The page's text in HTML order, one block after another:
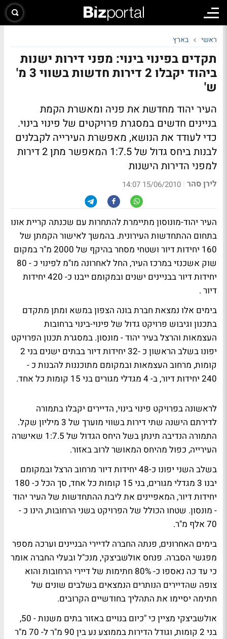
ראשי בארץ
תקדים בפינוי בינוי: מפני דירות ישנות
ביהוד יקבלו 2 דירות חדשות בשווי 3 מ'
ש'
העיר יהוד מחדשת את פניה ומאשרת הקמת
בניינים חדשים במסגרת פרויקטים של פינוי בינוי.
כדי לעודד את הנושא, מאפשרת העירייה לקבלנים
לבנות ביחס גדול של 1:7.5 המאפשר מתן 2 דירות
למפני הדירות הישנות
לירן סהר |
15/06/2010 14:07
העיר יהוד-מונוסון מתיימרת להתחרות עם שכנתה קריית אונו
בתחום ההתחדשות העירונית. בהמשך לאישור הקמתן של
160 יחידות דיור ושטחי מסחר בהיקף של 2000 מ"ר במקום
שוק אשכנזי במרכז העיר, החל לאחרונה מו"מ לפינוי כ - 80
יחידות דיור בבניינים ישנים ובמקומם ייבנו כ- 420 יחידות
דיור .
בימים אלו נמצאת חברת בונה הצפון במשא ומתן מתקדם
בתכנון וגיבוש פרויקט גדול של פינוי-בינוי ברחובות
העצמאות והרצל בעיר יהוד - מונסון. במסגרת תכנון הפרויקט
יפונו בשלב הראשון כ -32 יחידות דיור בבתים ישנים בני 2
קומות, מרחוב העצמאות ובמקומם מתוכננות להבנות כ -
240 יחידות דיור, ב- 4 מגדלי מגורים בני 15 קומות כל אחד.
לראשונה בפרויקט פינוי בינוי, הדיירים יקבלו בתמורה
לדירתם הישנה שתי דירות בשווי מוערך של 3 מיליון שקל.
התמורה הנדיבה תינתן בשל היחס הגדול של 1:7.5 שאישרה
העירייה, כפול מהיחס המאושר לרוב באזור.
בשלב השני יפונו כ-48 יחידות דיור מרחוב הרצל ובמקומם
יבנו 3 מגדלי מגורים, בני 15 קומות כל אחד, סך הכל כ- 180
יחידות דיור, המאפיינים את ליבת ההתחדשות של העיר יהוד
- מונסון. שטחו הכולל של הפרויקט בשני הרחובות, הינו כ -
70 אלף מ"ר.
בימים האחרונים, פנתה החברה לדיירי הבניינים וערכה מספר
מפגשי הסברה. פנחס אולשביצקי, מנכ"ל ובעלי החברה אומר
כי עד כה נאספו כ- 80% חתימות של דיירי הרחובות והוא
צופה שהדיירים הנותרים הנמצאים בשלבים שונים של
חתימה יסיימו את התהליך בחודשיים הקרובים.
אולשביצקי מציין כי "כיום בנויים באזור בתים משנות - 50,
בני 2 קומות, וגודל הדירות בממוצע נע בין 90 מ"ר ל- 70 מ"ר